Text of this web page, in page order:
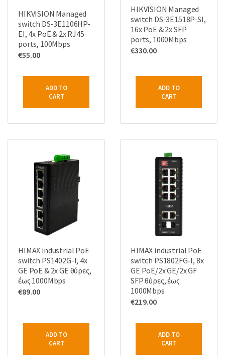
HIKVISION Managed
switch DS-3E1106HP-
EI, 4x PoE & 2x RJ45
ports, 100Mbps
€55.00
ADD TO
CART
HIKVISION Managed
switch DS-3E1518P-SI,
16x PoE & 2x SFP
ports, 1000Mbps
€330.00
ADD TO
CART
HIMAX industrial PoE
switch PS1402G-I, 4x
GE PoE & 2x GE θύρες,
έως 1000Mbps
€89.00
ADD TO
CART
HIMAX industrial PoE
switch PS1802FG-I, 8x
GE PoE/2x GE/2x GF
SFP θύρες, έως
1000Mbps
€219.00
ADD TO
CART